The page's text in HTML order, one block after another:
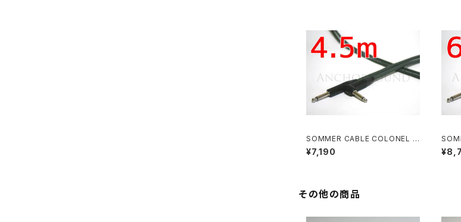
SOMMER CABLE COLONEL I
NCREDIBLE NEUTRIKニッケル
プラグ S-L 4.5m
¥7,190
プラ
その他の商品